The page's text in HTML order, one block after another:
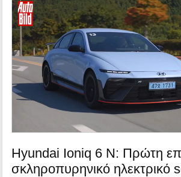
Hyundai Ioniq 6 N: Πρώτη
σκληροπυρηνικό ηλεκτρικό